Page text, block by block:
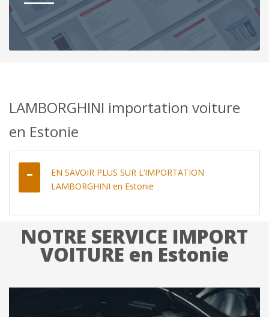
LAMBORGHINI importation voiture
en Estonie
EN SAVOIR PLUS SUR L’IMPORTATION
LAMBORGHINI en Estonie
NOTRE SERVICE IMPORT
VOITURE en Estonie